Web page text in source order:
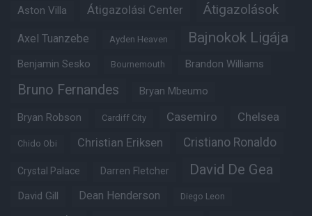
Aston Villa Átigazolási Center Átigazolások
Axel Tuanzebe Ayden Heaven Bajnokok Ligája
Benjamin Sesko Bournemouth Brandon Williams
Bruno Fernandes Bryan Mbeumo
Bryan Robson Cardiff City Casemiro Chelsea
Chido Obi Christian Eriksen Cristiano Ronaldo
Crystal Palace Darren Fletcher David De Gea
David Gill Dean Henderson Diego Leon